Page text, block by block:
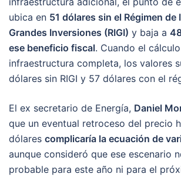
ubica en 51 dólares sin el Régimen de
Grandes Inversiones (RIGI) y baja a
ese beneficio fiscal. Cuando el
infraestructura completa, los valores
dólares sin RIGI y 57 dólares con el
El ex secretario de Energía, Daniel
que un eventual retroceso del precio
dólares complicaría la ecuación de
aunque consideró que ese escenario
probable para este año ni para el